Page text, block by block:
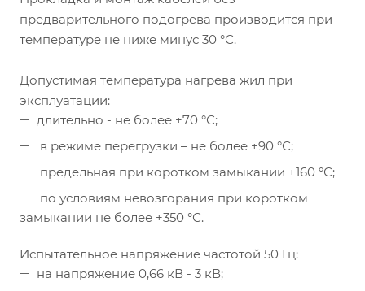
предварительного подогрева производится при
температуре не ниже минус 30 °С.
Допустимая температура нагрева жил при
эксплуатации:
длительно - не более +70 °С;
в режиме перегрузки – не более +90 °С;
предельная при коротком замыкании +160 °С;
по условиям невозгорания при коротком
замыкании не более +350 °С.
Испытательное напряжение частотой 50 Гц:
на напряжение 0,66 кВ - 3 кВ;